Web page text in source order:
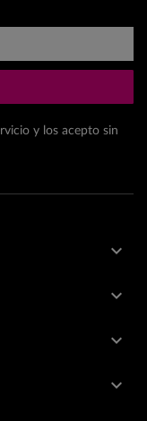
y los acepto sin



